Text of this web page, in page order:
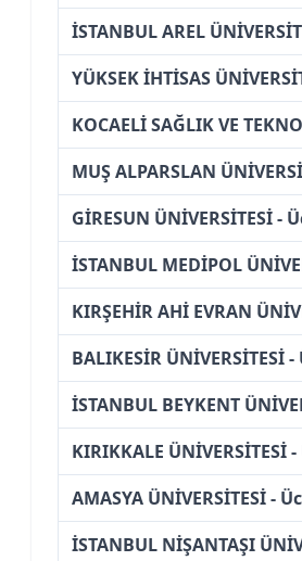
İSTANBUL AREL
YÜKSEK İHTİSAS
KOCAELİ SAĞLIK VE
MUŞ ALPARSLAN
GİRESUN ÜNİVERSİTESİ -
İSTANBUL MEDİPOL
KIRŞEHİR AHİ EVRAN
BALIKESİR ÜNİVERSİTESİ
İSTANBUL BEYKENT
KIRIKKALE ÜNİVERSİTESİ
AMASYA ÜNİVERSİTESİ -
İSTANBUL NİŞANTAŞI